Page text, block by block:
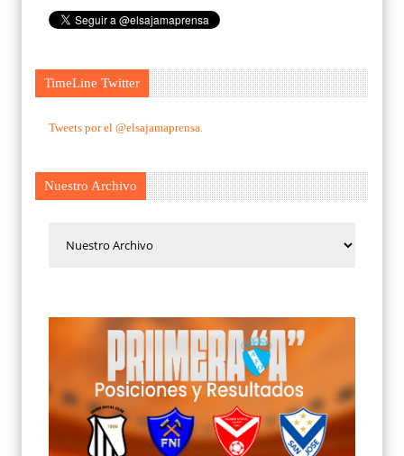
TimeLine Twitter
Tweets por el @elsajamaprensa.
Nuestro Archivo